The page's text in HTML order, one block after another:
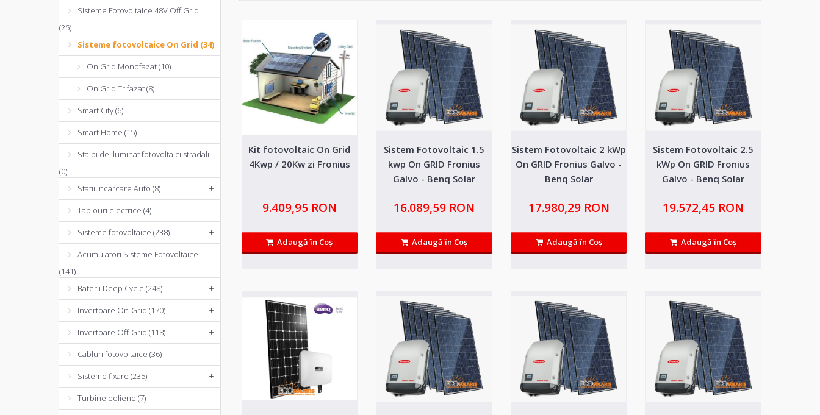
Sisteme Fotovoltaice 48V Off Grid
(25)
Sisteme fotovoltaice On Grid (34)
-
On Grid Monofazat (10)
On Grid Trifazat (8)
Smart City (6)
Smart Home (15)
Stalpi de iluminat fotovoltaici stradali
(0)
Statii Incarcare Auto (8)
+
Tablouri electrice (4)
Sisteme fotovoltaice (238)
+
Acumulatori Sisteme Fotovoltaice
(141)
Baterii Deep Cycle (248)
+
Invertoare On-Grid (170) +
Invertoare Off-Grid (118) +
Cabluri fotovoltaice (36)
Sisteme fixare (235)
+
Turbine eoliene (7)
Kit fotovoltaic On Grid 4Kwp / 20Kw zi Fronius
Acest sistem fotovoltaic On Grid de 4 kWp este echipat cu panouri
fotovoltaice monocristaline ș..
9.409,95 RON
Adaugă in Wishlist
Compară produsul
Sistem Fotovoltaic 1.5 kwp On GRID Fronius
Galvo - Benq Solar
Sistem Fotovoltaic 1.5 kWp On Grid cu auto consum, fara livrare in retea ce are
ca utilitate reducer..
16.089,59 RON
Compară produsul
Sistem Fotovoltaic 2 kWp On GRID Fronius Galvo
- Benq Solar
Sistem Fotovoltaic 2 kWp On Grid cu auto consum, fara livrare in retea ce are ca
utilitate reducerea..
17.980,29 RON
Adaugă in Wishlist
Compară produsul
Kit fotovoltaic On Grid
4Kwp / 20Kw zi Fronius
9.409,95 RON
Adaugă în Coş
Sistem Fotovoltaic 1.5
kwp On GRID Fronius
Galvo - Benq Solar
16.089,59 RON
Adaugă în Coş
Sistem Fotovoltaic 2 kWp
On GRID Fronius Galvo -
Benq Solar
17.980,29 RON
Adaugă în Coş
Sistem Fotovoltaic 2.5
kWp On GRID Fronius
Galvo - Benq Solar
19.572,45 RON
Adaugă în Coş